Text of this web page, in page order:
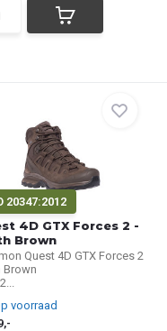
20347:2012
4D GTX Forces 2 -
Brown
Quest 4D GTX Forces 2
Brown
voorraad